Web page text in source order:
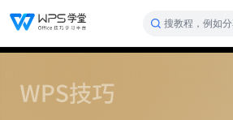
搜教程，例如